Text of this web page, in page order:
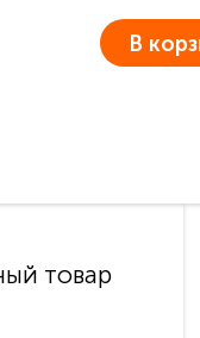
В
товар